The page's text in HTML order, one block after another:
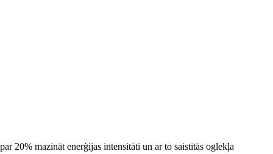
20% mazināt enerģijas intensitāti un ar to saistītās oglekļa